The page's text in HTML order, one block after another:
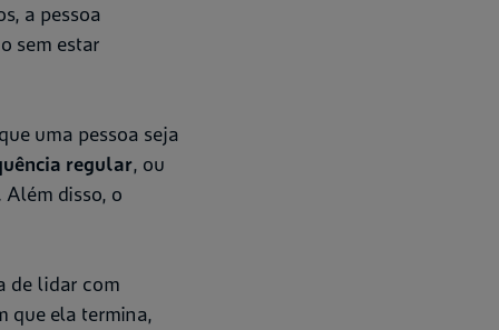
a pessoa
sem estar
uma pessoa seja
regular, ou
disso, o
de lidar com
que ela termina,